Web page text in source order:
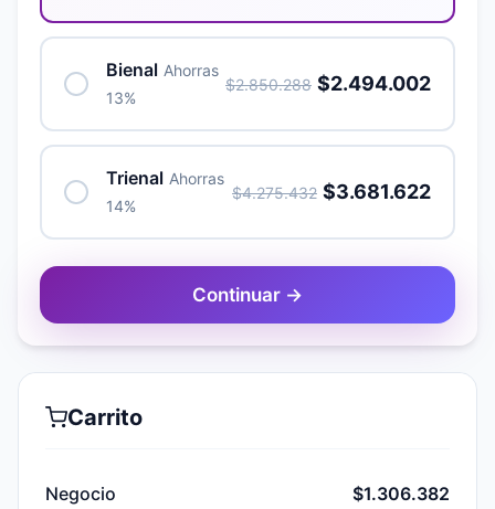
Bienal Ahorras
13%
$2.850.288 $2.494.002
Trienal Ahorras
14%
$4.275.432 $3.681.622
Continuar →
Carrito
Negocio $1.306.382